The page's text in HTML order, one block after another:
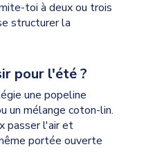
toi à deux ou trois
structurer la
pour l'été ?
une popeline
un mélange coton-lin.
passer l'air et
portée ouverte